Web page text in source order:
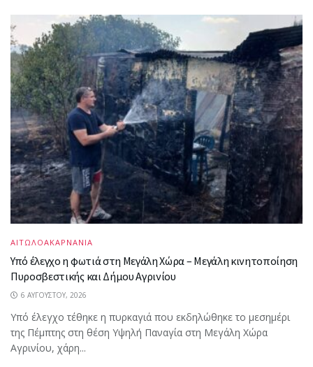
ΑΙΤΩΛΟΑΚΑΡΝΑΝΙΑ
Υπό έλεγχο η φωτιά στη Μεγάλη Χώρα – Μεγάλη κινητοποίηση
Πυροσβεστικής και Δήμου Αγρινίου
6 ΑΥΓΟΎΣΤΟΥ, 2026
Υπό έλεγχο τέθηκε η πυρκαγιά που εκδηλώθηκε το μεσημέρι
της Πέμπτης στη θέση Υψηλή Παναγία στη Μεγάλη Χώρα
Αγρινίου, χάρη...